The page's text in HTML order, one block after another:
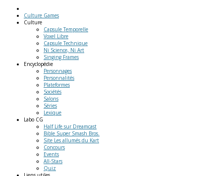
Culture Games
Culture
Capsule Temporelle
Voxel Libre
Capsule Technique
Ni Science, Ni Art
Singing Frames
Encyclopédie
Personnages
Personnalités
Plateformes
Sociétés
Salons
Séries
Lexique
Labo CG
Half Life sur Dreamcast
Bible Super Smash Bros.
Site Les allumés du Kart
Concours
Events
All-Stars
Quiz